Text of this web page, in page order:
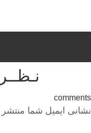
comments
نشانی ایمیل شما